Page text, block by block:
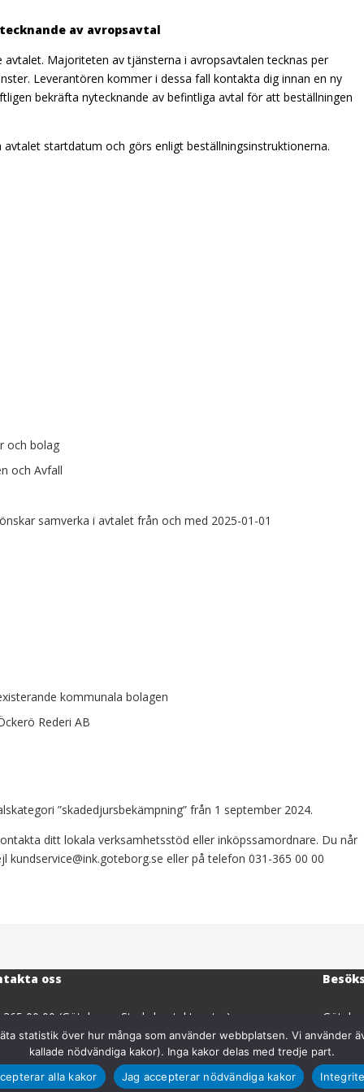
av avropsavtal
Majoriteten av tjänsterna i avropsavtalen tecknas per
Leverantören kommer i dessa fall kontakta dig innan en ny
bekräfta nytecknande av befintliga avtal för att beställningen
startdatum och görs enligt beställningsinstruktionerna.
och bolag
och Avfall
samverka i avtalet från och med 2025-01-01
kommunala bolagen
Rederi AB
”skadedjursbekämpning” från 1 september 2024.
ditt lokala verksamhetsstöd eller inköpssamordnare. Du når
eller på telefon 031-365 00 00
oss
365 00 00 (Göteborgs Stads kontaktcenter)
Stads inköps- och upphandlingsförvaltning(öppnas
i
webbplatsen
411 18
statistik över hur många som använder webbplatsen. Vi använder
kallade nödvändiga kakor). Inga kakor delas med tredje part.
alla kakor
Jag accepterar nödvändiga kakor